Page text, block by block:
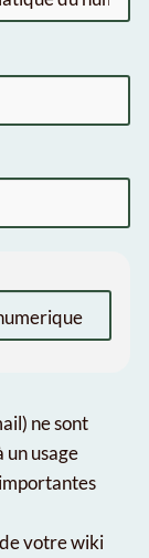
ne sont
un usage
votre wiki